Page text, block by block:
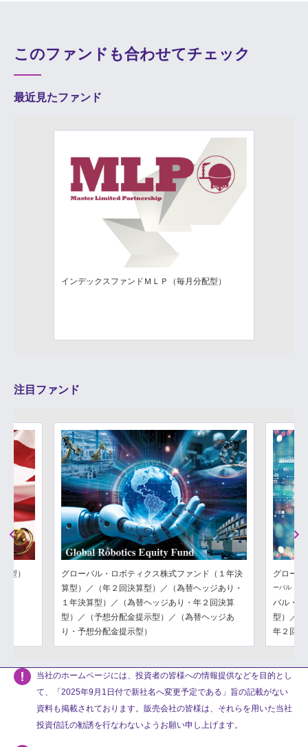
このファンドも合わせてチェック
最近見たファンド
インデックスファンドＭＬＰ（毎月分配型）
注目ファンド
Previous
型）
グローバル・ロボティクス株式ファンド（１年決
算型）／（年２回決算型）／（為替ヘッジあり・
１年決算型）／（為替ヘッジあり・年２回決算
型）／（予想分配金提示型）／（為替ヘッジあ
り・予想分配金提示型）
グロー
ーバル・フ
バル・フ
型）／（
年２回決
Next
当社のホームページには、投資者の皆様への情報提供などを目的とし
て、「2025年9月1日付で新社名へ変更予定である」旨の記載がない
資料も掲載されております。販売会社の皆様は、それらを用いた当社
投資信託の勧誘を行なわないようお願い申し上げます。